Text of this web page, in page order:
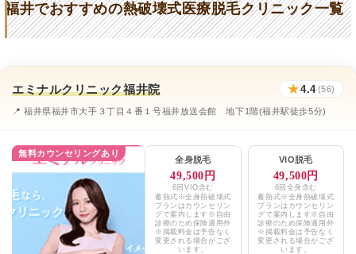
みねぎし皮ふ科形成外科 ★3.4 / 5（43件）
ルーナエスクリニック ★4.3 / 5（101件）
岡田形成外科皮フ科クリニック ★2.8 / 5（29件）
くわばら皮膚科クリニック ★2.9 / 5（43件）
エミナルクリニックメンズ福井院 ★4.4 / 5（56件）
福井でおすすめの熱破壊式医療脱毛クリニック一覧
エミナルクリニック福井院 ★4.4(56)
📍 福井県福井市大手３丁目４番１号福井放送会館 地下1階(福井駅徒歩5分)
無料カウンセリングあり
全身脱毛
49,500円
6回VIO含む
蓄熱式※全身熱破壊式
プランはカウンセリン
グで案内します※自由
診療のため保険適用外
※掲載料金は予告なく
変更される場合がござ
います。
VIO脱毛
49,500円
6回全身含む
蓄熱式※全身熱破壊式
プランはカウンセリン
グで案内します※自由
診療のため保険適用外
※掲載料金は予告なく
変更される場合がござ
います。